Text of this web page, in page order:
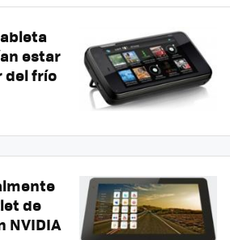
estar
del frío
de
NVIDIA